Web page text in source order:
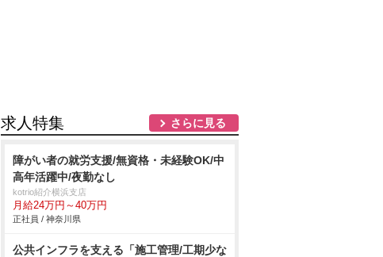
求人特集 さらに見る
障がい者の就労支援/無資格・未経験OK/中
高年活躍中/夜勤なし
kotrio紹介横浜支店
月給24万円～40万円
正社員 / 神奈川県
公共インフラを支える「施工管理/工期少な